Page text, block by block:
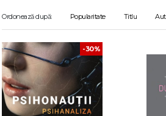
Ordonează după: Popularitate Titlu
-30%